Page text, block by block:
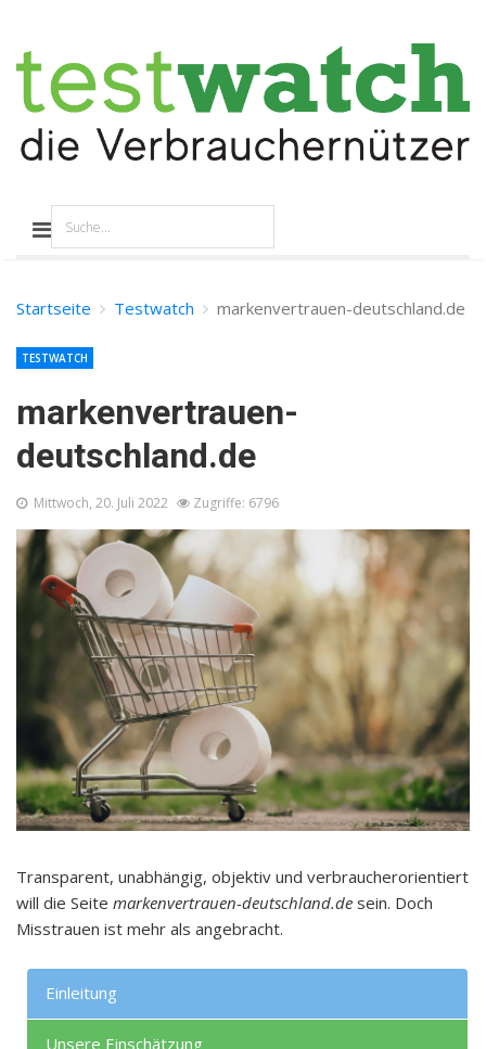
Startseite Testwatch markenvertrauen-deutschland.de
markenvertrauen-
deutschland.de
TESTWATCH
Mittwoch, 20. Juli 2022 Zugriffe: 6796
Transparent, unabhängig, objektiv und verbraucherorientiert
will die Seite markenvertrauen-deutschland.de sein. Doch
Misstrauen ist mehr als angebracht.
Einleitung
Unsere Einschätzung